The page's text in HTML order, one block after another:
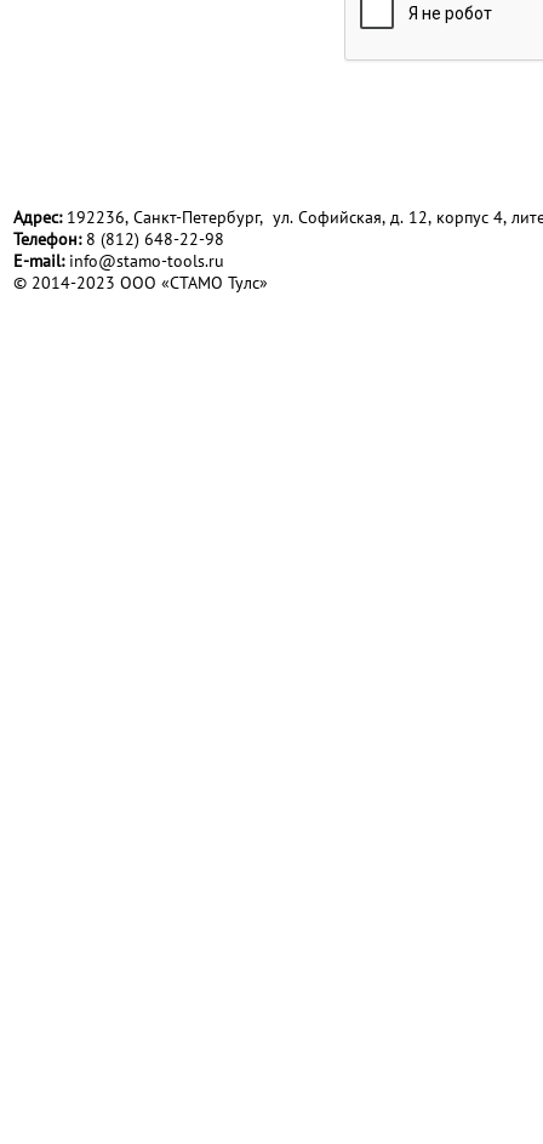
Адрес:192236, Санкт-Петербург, ул. Софийская, д. 12, корпус 4,
Телефон:8 (812) 648-22-98
Е-mail: info@stamo-tools.ru
© 2014-2023 ООО «СТАМО Тулс»